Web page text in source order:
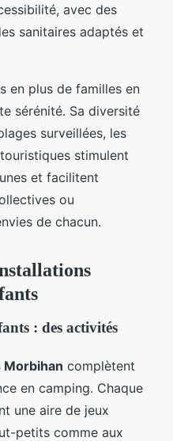
avec des
sanitaires adaptés et
en plus de familles en
sérénité. Sa diversité
surveillées, les
stimulent
et facilitent
ou
de chacun.
: des activités
Morbihan complètent
en camping. Chaque
une aire de jeux
petits comme aux